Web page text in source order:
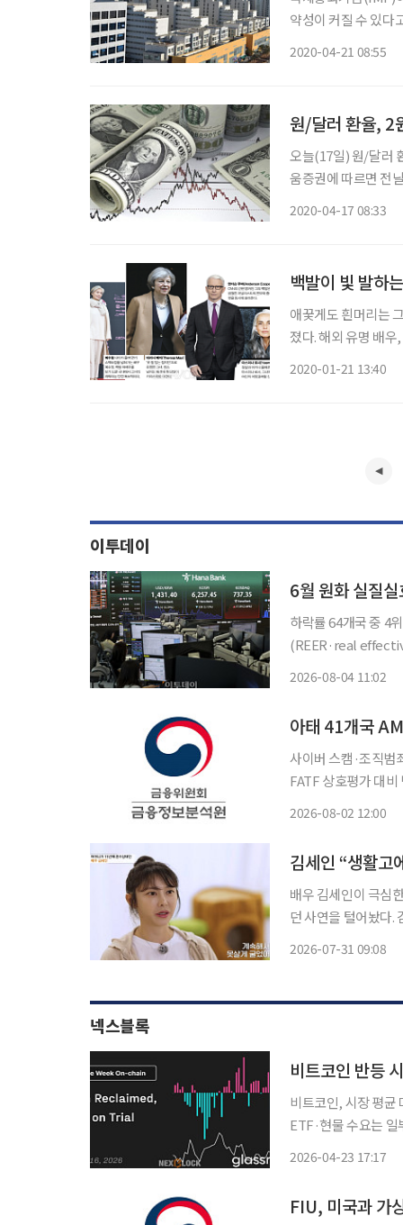
약성이 커질 수 있다
2020-04-21 08:55
원/달러 환율, 2
오늘(17일) 원/달러
움증권에 따르면 전
2020-04-17 08:33
백발이 빛 발하
애꿎게도 흰머리는
졌다. 해외 유명 배
2020-01-21 13:40
이투데이
6월 원화 실질
하락률 64개국 중 4위...명
(REER·real
2026-08-04 11:02
아태 41개국
사이버 스캠·조직범
FATF 상호평가 대비 법제 개선·국제공
2026-08-02 12:00
김세인 “생활고
배우 김세인이 극심
던 사연을 털어놨다. 김세인은 30일 방송된 MBN ‘특종세상’에 출연해 데뷔 과정과 연예계를
2026-07-31 09:08
넥스블록
비트코인 반등
비트코인, 시장 평
ETF·현물 수요는 일
2026-04-23 17:17
FIU, 미국과 가